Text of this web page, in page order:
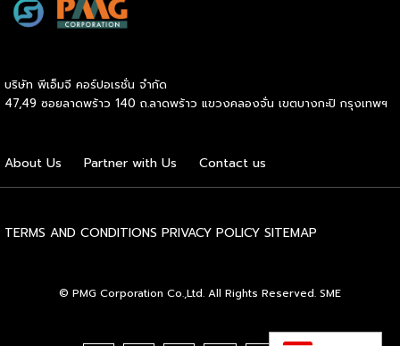
ชนเผ่าเหมียวไว้ได้อย่างงดงาม ตำนานเล่าว่า ยามอพยพย้าย
ถิ่นฐานในอดีตกาล เส้นทางของชาวเหมียวต้องเผชิญกับเทือกเขา
อย่างไม่เกรงกลัวเพื่อถางทางให้คนในเผ่า ด้วยเหตุนี้ คนรุ่นหลังจึง
ได้จำลองท่วงท่าการกลิ้งตัวดังกล่าวมาต่อยอดและรังสรรค์เป็น
คารวะต่อบรรพชน และทุกการกระโดดสะท้อนถึงจิตวิญญาณอัน
แรงกล้าของชนเผ่าเหมียว กุนซานจูถือเป็นหนึ่งในศิลปะการ
สวมเสื้อนอกสีขาวปักลายอันประณีต และสวมหมวกขนไก่ฟ้า
สม่ำเสมอโดยไม่สะดุด แม้ในยามที่ต้องโลดโผนด้วยท่วงท่าที่ยาก
และซับซ้อนก็ตาม ในระหว่างการแสดง นักเต้นจะกลิ้งและหมุนตัว
บริษัท พีเอ็มจี คอร์ปอเรชั่น จำกัด
47,49 ซอยลาดพร้าว 140 ถ.ลาดพร้าว แขวงคลองจั่น เขตบางกะปิ กรุงเทพฯ
About Us Partner with Us Contact us
TERMS AND CONDITIONS PRIVACY POLICY SITEMAP
© PMG Corporation Co.,Ltd. All Rights Reserved. SME